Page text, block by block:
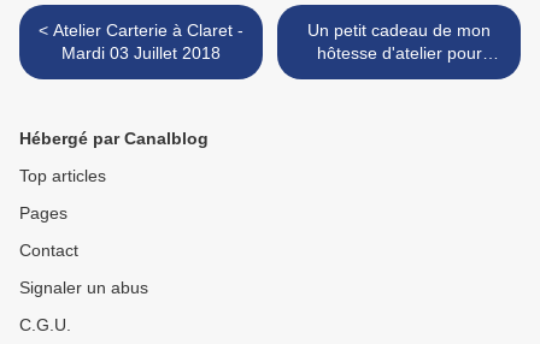
< Atelier Carterie à Claret -
Mardi 03 Juillet 2018
Un petit cadeau de mon
hôtesse d'atelier pour
chaque participante... >
Hébergé par Canalblog
Top articles
Pages
Contact
Signaler un abus
C.G.U.